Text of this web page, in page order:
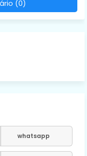
(0)
whatsapp